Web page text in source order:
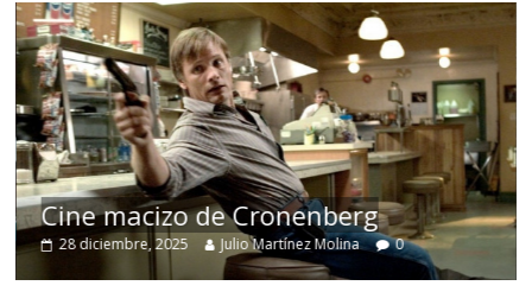
Cine macizo de Cronenberg
28 diciembre, 2025 Julio Martínez Molina 0